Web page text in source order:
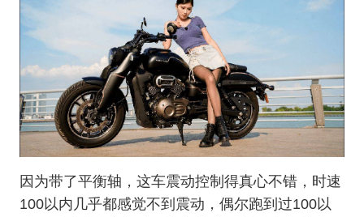
因为带了平衡轴，这车震动控制得真心不错，时速
100以内几乎都感觉不到震动，偶尔跑到过100以